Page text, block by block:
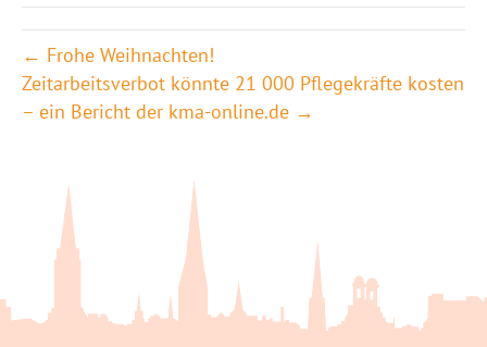
← Frohe Weihnachten!
Zeit­arbeits­verbot könnte 21 000 Pflege­kräfte kosten
– ein Bericht der kma-online.de →